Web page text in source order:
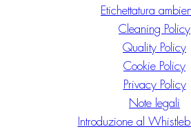
Etichettatura
Cleaning Policy
Quality Policy
Cookie Policy
Privacy Policy
Note legali
Introduzione al